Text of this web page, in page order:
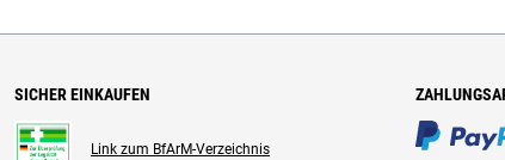
SICHER EINKAUFEN
Link zum BfArM-Verzeichnis